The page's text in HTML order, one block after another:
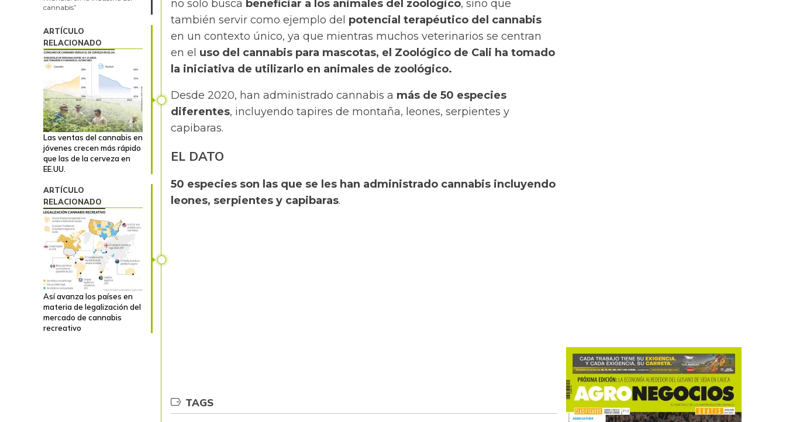
cannabis”
ARTÍCULO
RELACIONADO
Las ventas del cannabis en
jóvenes crecen más rápido
que las de la cerveza en
EE.UU.
no solo busca beneficiar a los animales del zoológico, sino que
también servir como ejemplo del potencial terapéutico del cannabis
en un contexto único, ya que mientras muchos veterinarios se centran
en el uso del cannabis para mascotas, el Zoológico de Cali ha tomado
la iniciativa de utilizarlo en animales de zoológico.
ARTÍCULO
RELACIONADO
Así avanza los países en
materia de legalización del
mercado de cannabis
recreativo
Desde 2020, han administrado cannabis a más de 50 especies
diferentes, incluyendo tapires de montaña, leones, serpientes y
capibaras.
EL DATO
50 especies son las que se les han administrado cannabis incluyendo
leones, serpientes y capibaras.
TAGS